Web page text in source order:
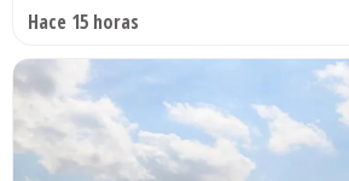
Hace 15 horas